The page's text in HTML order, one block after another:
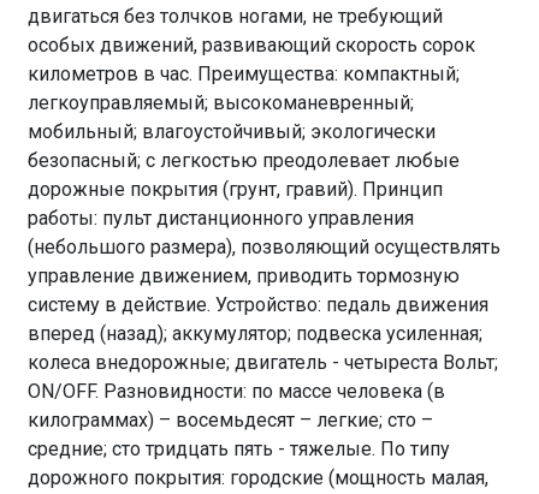
двигаться без толчков ногами, не требующий
особых движений, развивающий скорость сорок
километров в час. Преимущества: компактный;
легкоуправляемый; высокоманевренный;
мобильный; влагоустойчивый; экологически
безопасный; с легкостью преодолевает любые
дорожные покрытия (грунт, гравий). Принцип
работы: пульт дистанционного управления
(небольшого размера), позволяющий осуществлять
управление движением, приводить тормозную
систему в действие. Устройство: педаль движения
вперед (назад); аккумулятор; подвеска усиленная;
колеса внедорожные; двигатель - четыреста Вольт;
ON/OFF. Разновидности: по массе человека (в
килограммах) – восемьдесят – легкие; сто –
средние; сто тридцать пять - тяжелые. По типу
дорожного покрытия: городские (мощность малая,